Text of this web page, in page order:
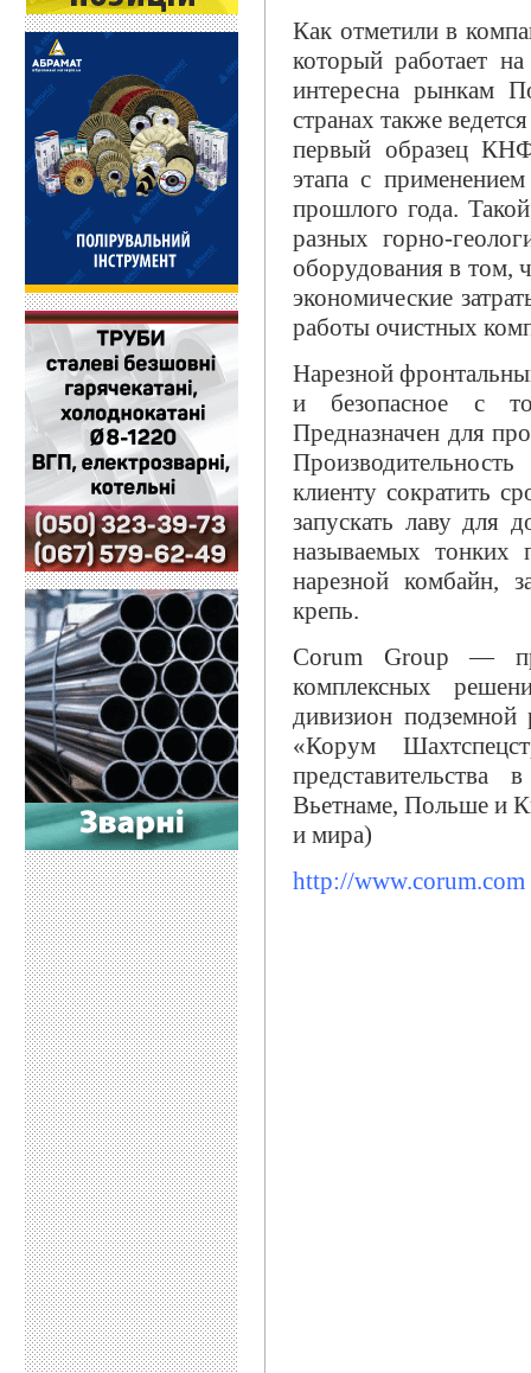
Как отметили в
который работает
интересна рынкам
странах также
первый образец
этапа с
прошлого года.
разных горно-
оборудования в том,
экономические
работы очистных
Нарезной
и безопасное с
Предназначен для
клиенту сократить
запускать лаву для
называемых тонких
нарезной комбайн,
крепь.
Corum Group —
комплексных
дивизион подземной
«Корум
Вьетнаме, Польше и
и мира)
http://www.corum.com